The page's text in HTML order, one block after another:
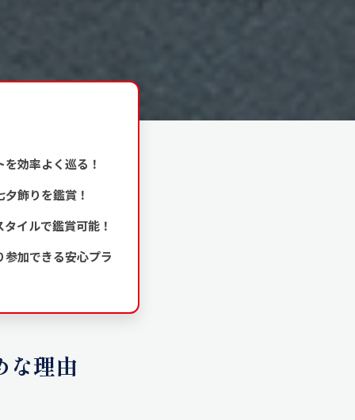
効率よく巡る！
飾りを鑑賞！
イルで鑑賞可能！
加できる安心プラ
な理由